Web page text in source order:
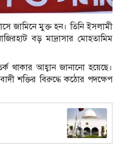
জামিনে মুক্ত হন। তিনি ইসলামী
বড় মাদ্রাসার মোহতামিম
থাকার আহ্বান জানানো হয়েছে।
শক্তির বিরুদ্ধে কঠোর পদক্ষেপ